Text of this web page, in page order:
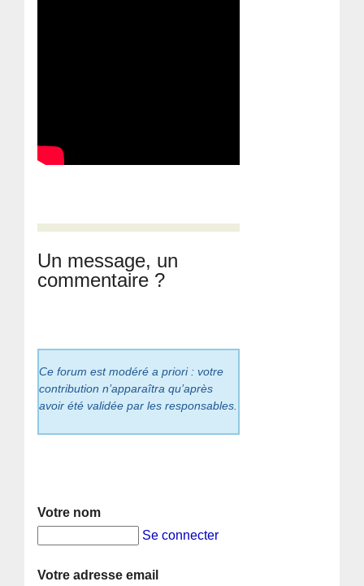
Un message, un
commentaire ?
Ce forum est modéré a priori : votre
contribution n’apparaîtra qu’après
avoir été validée par les responsables.
Votre nom
Se connecter
Votre adresse email